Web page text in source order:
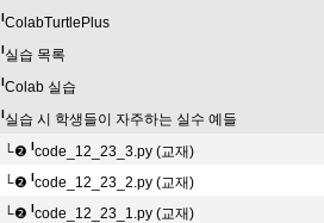
lColabTurtlePlus
l실습 목록
lColab 실습
l실습 시 학생들이 자주하는 실수 예들
└❷ lcode_12_23_3.py (교재)
└❷ lcode_12_23_2.py (교재)
└❷ lcode_12_23_1.py (교재)